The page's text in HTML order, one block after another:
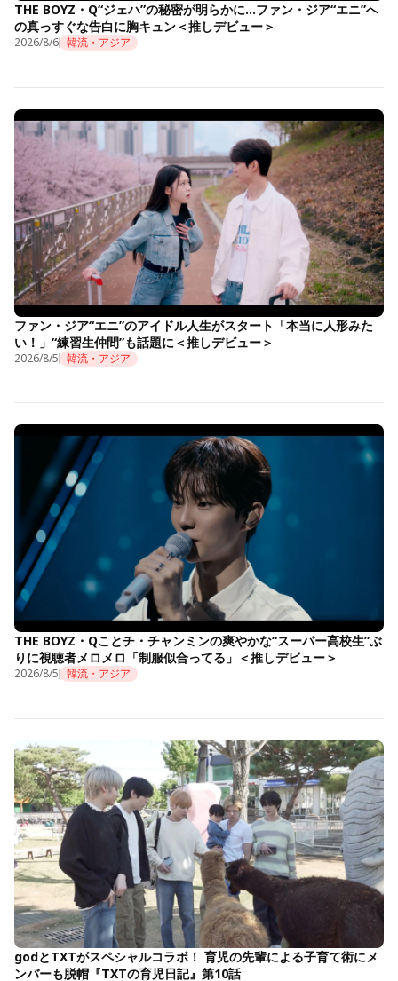
THE BOYZ・Q“ジェハ”の秘密が明らかに…ファン・ジア“エニ”へ
の真っすぐな告白に胸キュン＜推しデビュー＞
2026/8/6 韓流・アジア
ファン・ジア“エニ”のアイドル人生がスタート「本当に人形みた
い！」“練習生仲間”も話題に＜推しデビュー＞
2026/8/5 韓流・アジア
THE BOYZ・Qことチ・チャンミンの爽やかな“スーパー高校生”ぶ
りに視聴者メロメロ「制服似合ってる」＜推しデビュー＞
2026/8/5 韓流・アジア
godとTXTがスペシャルコラボ！ 育児の先輩による子育て術にメ
ンバーも脱帽『TXTの育児日記』第10話